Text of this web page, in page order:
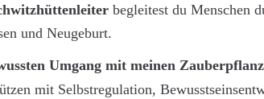
begleitest du Menschen
und Neugeburt.
Umgang mit meinen
mit Selbstregulation,